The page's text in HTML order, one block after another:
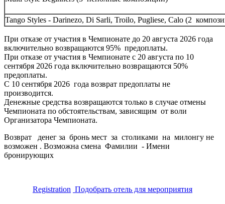
Tango Styles - Darinezo, Di Sarli, Troilo, Pugliese, Сalo (2
При отказе от участия в Чемпионате до 20 августа 2026 года
включительно возвращаются 95% предоплаты.
При отказе от участия в Чемпионате с 20 августа по 10
сентября 2026 года включительно возвращаются 50%
предоплаты.
С 10 сентября 2026 года возврат предоплаты не
производится.
Денежные средства возвращаются только в случае отмены
Чемпионата по обстоятельствам, зависящим от воли
Организатора Чемпионата.
Возврат денег за бронь мест за столиками на милонгу не
возможен . Возможна смена Фамилии - Имени
бронирующих
Registration Подобрать отель для мероприятия